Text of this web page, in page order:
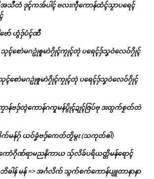
တံ ဒုၚ်ကအ်ပါၚ် ဗလးကဵုကောန်ထံၚ်သၟာပရေၚ်
ဗော် ဟွံဒှ်ပံၚ်ဏီ
စောဲမဂဥုဲၜူမာဲဂၠိုၚ်ကၠုၚ်တုဲ ပရေၚ်ဒှ်သၞဝဲလေဝ်ဂၠိုၚ်
စောဲမဂဥုဲၜူမာဲဂၠိုၚ်ကၠုၚ်တုဲ ပရေၚ်ဒှ်သၞဝဲလေဝ်ဂၠိုၚ်
ာန်ဗဒှ်တ္ၚဲကောန်ဂကူမန်ပွိုၚ်ဍုၚ်ဇြပ်ဗု ဒးထ္ပက်စၟတ်တဲ
မန်ဂှ် ယဝ်ခၞံဗဒှ်ကေတ်တၟိမ္ဂး (သကုတ်ၜါ)
ောံဂိုဏ်ရာမညနိကာယ သှ်လိခ်ပရိယတ္တိမန်ရောၚ်
ဓါန် မန် => အၚ်္ဂလိက် သွက်စက်ကောန်ပျူတာနာနာ